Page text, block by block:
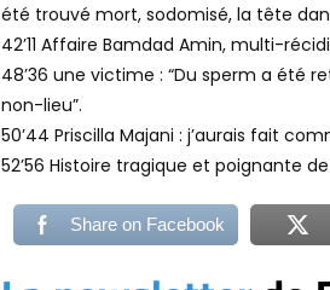
été trouvé mort, sodomisé, la tête
42’11 Affaire Bamdad Amin, multi-
48’36 une victime : “Du sperm a été
non-lieu”.
50’44 Priscilla Majani : j’aurais fait
52’56 Histoire tragique et poignante de
Share on Facebook